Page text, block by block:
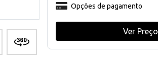
Opções de pagamento
Ver Preço